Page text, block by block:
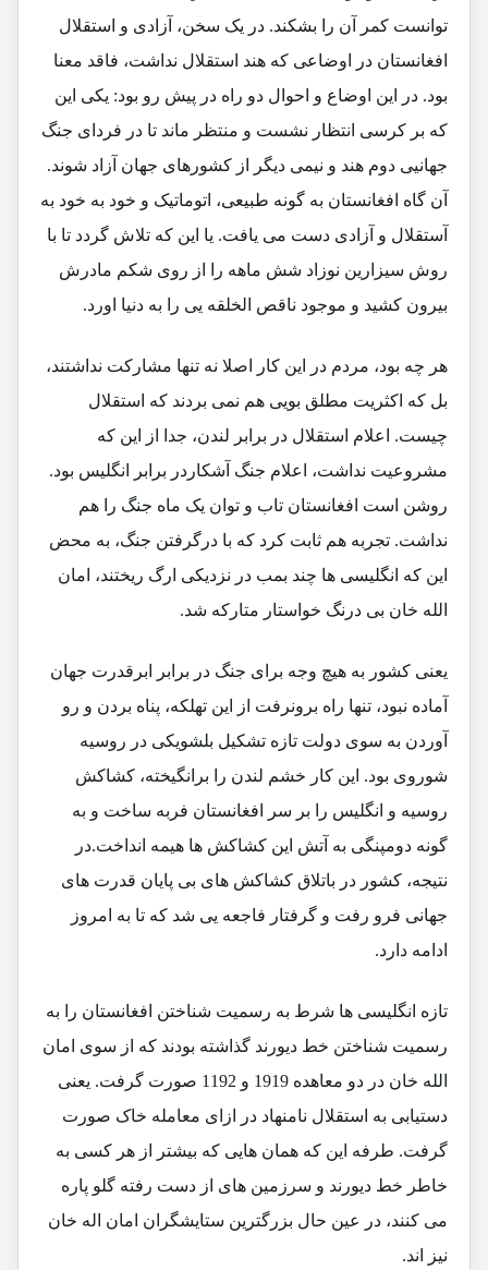
توانست کمر آن را بشکند. در یک سخن، آزادی و استقلال
افغانستان در اوضاعی که هند استقلال نداشت، فاقد معنا
بود. در این اوضاع و احوال دو راه در پیش رو بود: یکی این
که بر کرسی انتظار نشست و منتظر ماند تا در فردای جنگ
جهانیی دوم هند و نیمی دیگر از کشورهای جهان آزاد شوند.
آن گاه افغانستان به گونه طبیعی، اتوماتیک و خود به خود به
آستقلال و آزادی دست می یافت. یا این که تلاش گردد تا با
روش سیزارین نوزاد شش ماهه را از روی شکم مادرش
بیرون کشید و موجود ناقص الخلقه یی را به دنیا اورد.
هر چه بود، مردم در این کار اصلا نه تنها مشارکت نداشتند،
بل که اکثریت مطلق بویی هم نمی بردند که استقلال
چیست. اعلام استقلال در برابر لندن، جدا از این که
مشروعیت نداشت، اعلام جنگ آشکاردر برابر انگلیس بود.
روشن است افغانستان تاب و توان یک ماه جنگ را هم
نداشت. تجربه هم ثابت کرد که با درگرفتن جنگ، به محض
این که انگلیسی ها چند بمب در نزدیکی ارگ ریختند، امان
الله خان بی درنگ خواستار متارکه شد.
یعنی کشور به هیچ وجه برای جنگ در برابر ابرقدرت جهان
آماده نبود، تنها راه برونرفت از این تهلکه، پناه بردن و رو
آوردن به سوی دولت تازه تشکیل بلشویکی در روسیه
شوروی بود. این کار خشم لندن را برانگیخته، کشاکش
روسیه و انگلیس را بر سر افغانستان فربه ساخت و به
گونه دومپنگی به آتش این کشاکش ها هیمه انداخت.در
نتیجه، کشور در باتلاق کشاکش های بی پایان قدرت های
جهانی فرو رفت و گرفتار فاجعه یی شد که تا به امروز
ادامه دارد.
تازه انگلیسی ها شرط به رسمیت شناختن افغانستان را به
رسمیت شناختن خط دیورند گذاشته بودند که از سوی امان
الله خان در دو معاهده 1919 و 1192 صورت گرفت. یعنی
دستیابی به استقلال نامنهاد در ازای معامله خاک صورت
گرفت. طرفه این که همان هایی که بیشتر از هر کسی به
خاطر خط دیورند و سرزمین های از دست رفته گلو پاره
می کنند، در عین حال بزرگترین ستایشگران امان اله خان
نیز اند.